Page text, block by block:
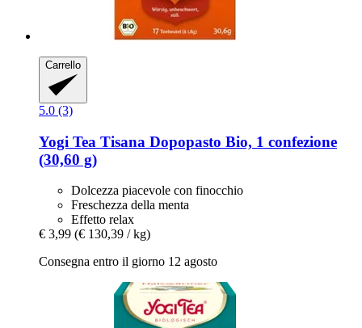
Carrello
5.0 (3)
Yogi Tea Tisana Dopopasto Bio, 1 confezione
(30,60 g)
Dolcezza piacevole con finocchio
Freschezza della menta
Effetto relax
€ 3,99 (€ 130,39 / kg)
Consegna entro il giorno 12 agosto